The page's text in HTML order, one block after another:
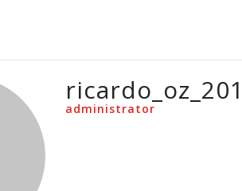
administrator